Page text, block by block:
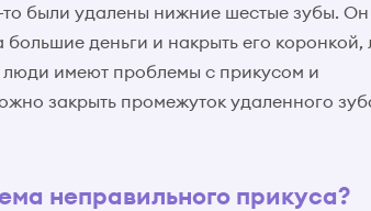
были удалены нижние шестые зубы. Он
деньги и накрыть его коронкой,
имеют проблемы с прикусом и
закрыть промежуток удаленного
неправильного прикуса?